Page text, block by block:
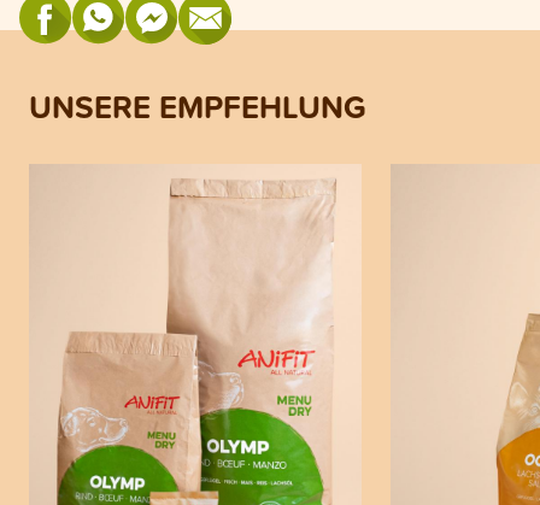
UNSERE EMPFEHLUNG